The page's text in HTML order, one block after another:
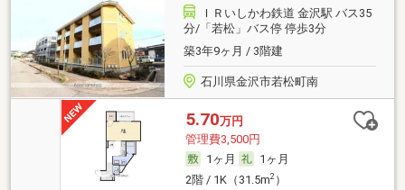
ＩＲいしかわ鉄道 金沢駅 バス35
分/「若松」バス停 停歩3分
築3年9ヶ月 / 3階建
石川県金沢市若松町南
5.70万円
管理費3,500円
1ヶ月
1ヶ月
2階 / 1K（31.5m2）